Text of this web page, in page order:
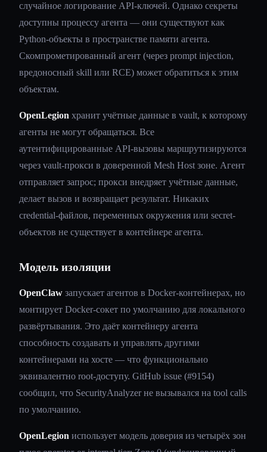
случайное логирование API-ключей. Однако секреты
доступны процессу агента — они существуют как
Python-объекты в пространстве памяти агента.
Скомпрометированный агент (через prompt injection,
вредоносный skill или RCE) может обратиться к этим
объектам.
OpenLegion хранит учётные данные в vault, к которому
агенты не могут обращаться. Все
аутентифицированные API-вызовы маршрутизируются
через vault-прокси в доверенной Mesh Host зоне. Агент
отправляет запрос; прокси внедряет учётные данные,
делает вызов и возвращает результат. Никаких
credential-файлов, переменных окружения или secret-
объектов не существует в контейнере агента.
Модель изоляции
OpenClaw запускает агентов в Docker-контейнерах, но
монтирует Docker-сокет по умолчанию для локального
развёртывания. Это даёт контейнеру агента
способность создавать и управлять другими
контейнерами на хосте — что функционально
эквивалентно root-доступу. GitHub issue (#9154)
сообщил, что SecurityAnalyzer не вызывался на tool calls
по умолчанию.
OpenLegion использует модель доверия из четырёх зон